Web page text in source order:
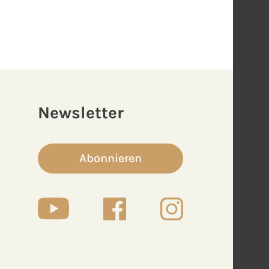
Newsletter
Abonnieren